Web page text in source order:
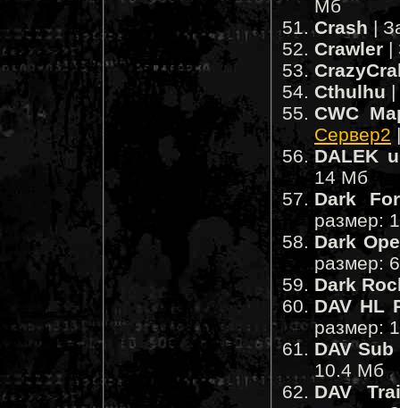
Мб
Crash |
Crawler |
Cthulhu
CWC
Сервер2
DALEK
14 Мб
Dark
размер:
Dark
размер:
Dark
DAV HL
размер:
DAV Sub
10.4 Мб
DAV